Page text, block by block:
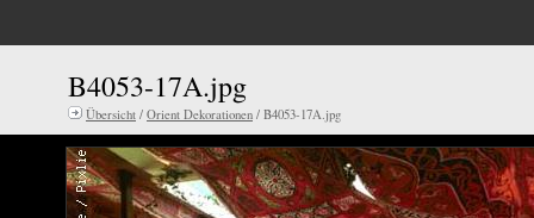
B4053-17A.jpg
Übersicht / Orient Dekorationen / B4053-17A.jpg